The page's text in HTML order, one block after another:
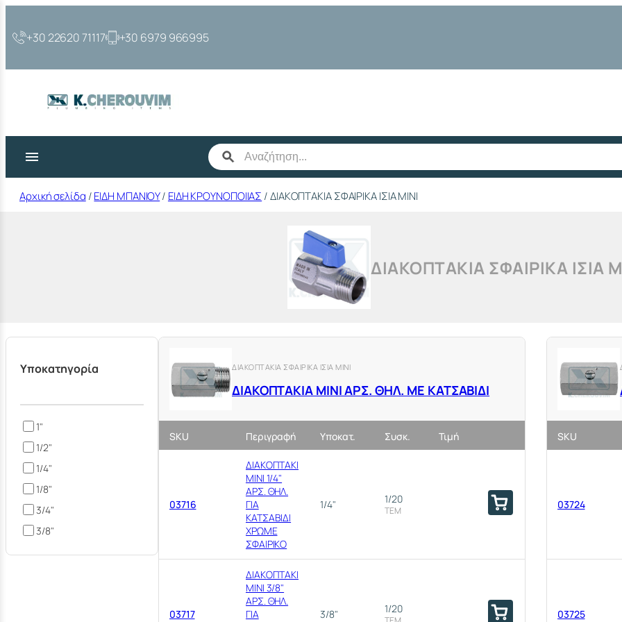
στο
περιεχόμενο
+30 22620 71117 +30 6979 966995
Αρχική σελίδα /ΕΙΔΗ ΜΠΑΝΙΟΥ/ ΕΙΔΗ ΚΡΟΥΝΟΠΟΙΙΑΣ / ΔΙΑΚΟΠΤΑΚΙΑ ΣΦΑΙΡΙΚΑ ΙΣΙΑ ΜΙΝΙ
ΔΙΑΚΟΠΤΑΚΙΑ ΣΦΑΙΡΙΚΑ ΙΣΙΑ
Υποκατηγορία
1"
1/2"
1/4"
1/8"
3/4"
3/8"
ΔΙΑΚΟΠΤΑΚΙΑ ΣΦΑΙΡΙΚΑ ΙΣΙΑ ΜΙΝΙ
ΔΙΑΚΟΠΤΑΚΙΑ ΜΙΝΙ ΑΡΣ. ΘΗΛ. ΜΕ ΚΑΤΣΑΒΙΔΙ
SKU Περιγραφή Υποκατ. Συσκ. Τιμή
03716
ΔΙΑΚΟΠΤΑΚΙ
ΜΙΝΙ 1/4"
ΑΡΣ. ΘΗΛ.
ΓΙΑ
ΚΑΤΣΑΒΙΔΙ
ΧΡΩΜΕ
ΣΦΑΙΡΙΚΟ
1/4" 1/20
ΤΕΜ
03717
ΔΙΑΚΟΠΤΑΚΙ
ΜΙΝΙ 3/8"
ΑΡΣ. ΘΗΛ.
ΓΙΑ
3/8" 1/20
SKU
03724
03725